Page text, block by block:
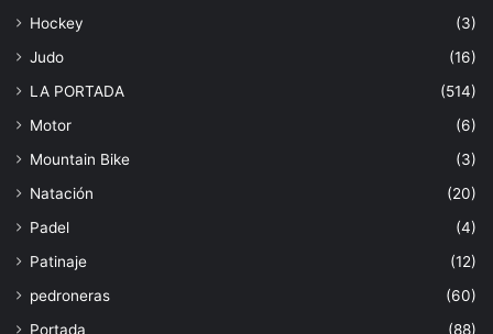
Hockey
(3)
Judo
(16)
LA PORTADA
(514)
Motor
(6)
Mountain Bike
(3)
Natación
(20)
Padel
(4)
Patinaje
(12)
pedroneras
(60)
Portada
(88)